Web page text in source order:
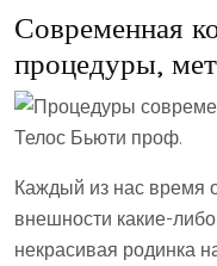
Современная
процедуры,
Каждый из нас время
внешности какие-
некрасивая родинка